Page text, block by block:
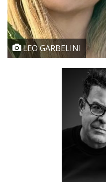
LEO GARBELINI